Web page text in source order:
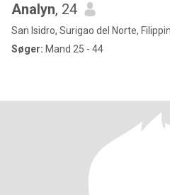
Analyn, 24
San Isidro, Surigao del Norte,
Søger: Mand 25 - 44